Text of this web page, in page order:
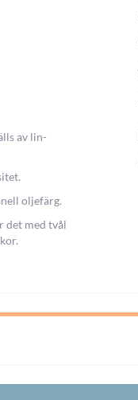
av lin-
oljefärg.
det med tvål